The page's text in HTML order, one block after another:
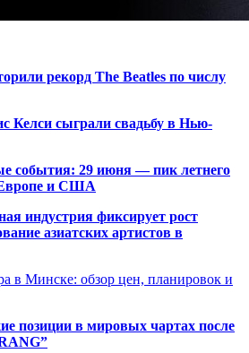
рекорд The Beatles по числу
Келси сыграли свадьбу в Нью-
события: 29 июня — пик летнего
Европе и США
индустрия фиксирует рост
азиатских артистов в
в Минске: обзор цен, планировок и
позиции в мировых чартах после